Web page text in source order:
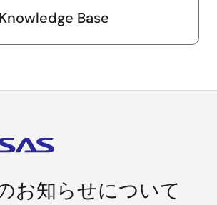
Base
お知らせについて